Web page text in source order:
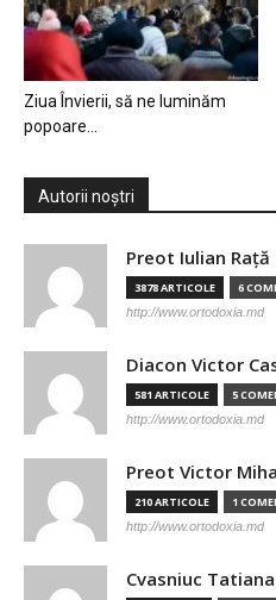
Ziua Învierii, să ne luminăm
popoare…
Autorii noștri
Preot Iulian Raţă
3878 ARTICOLE 6
http://www.ortodoxia.md
Diacon Victor
581 ARTICOLE 5
http://www.ortodoxia.md
Preot Victor
210 ARTICOLE 1
http://www.ortodoxia.md
Cvasniuc Tatiana